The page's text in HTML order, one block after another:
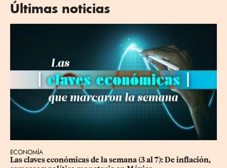
Últimas noticias
ECONOMÍA
Las claves económicas de la semana (3 al 7): De inflación,